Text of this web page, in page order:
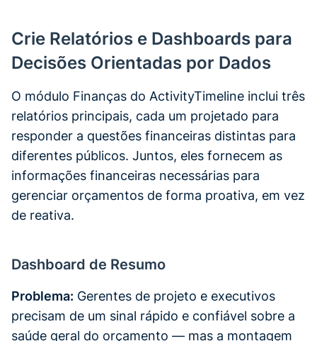
Crie Relatórios e Dashboards para
Decisões Orientadas por Dados
O módulo Finanças do ActivityTimeline inclui três
relatórios principais, cada um projetado para
responder a questões financeiras distintas para
diferentes públicos. Juntos, eles fornecem as
informações financeiras necessárias para
gerenciar orçamentos de forma proativa, em vez
de reativa.
Dashboard de Resumo
Problema: Gerentes de projeto e executivos
precisam de um sinal rápido e confiável sobre a
saúde geral do orçamento — mas a montagem